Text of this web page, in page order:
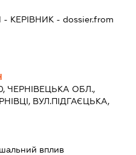
- КЕРІВНИК - dossier.from
ЧЕРНІВЕЦЬКА ОБЛ.,
ВУЛ.ПІДГАЄЦЬКА,
вплив